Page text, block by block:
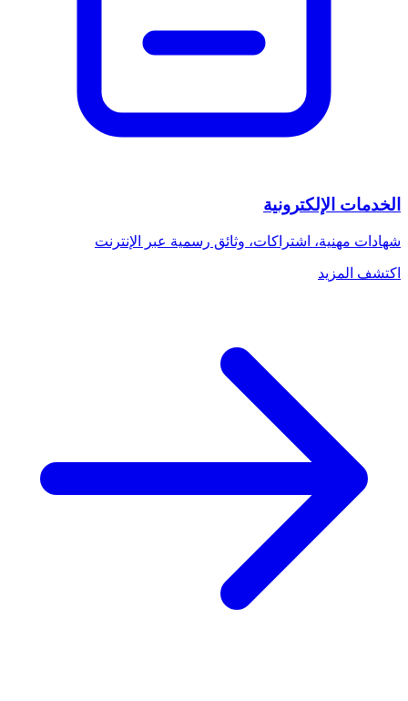
الخدمات الإلكترونية
شهادات مهنية، اشتراكات، وثائق رسمية عبر الإنترنت
اكتشف المزيد